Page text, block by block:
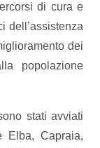
di cura e
dell’assistenza
dei
popolazione
stati avviati
Elba, Capraia,